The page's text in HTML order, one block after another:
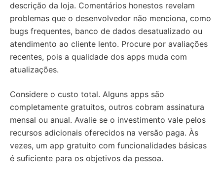
descrição da loja. Comentários honestos revelam
problemas que o desenvolvedor não menciona, como
bugs frequentes, banco de dados desatualizado ou
atendimento ao cliente lento. Procure por avaliações
recentes, pois a qualidade dos apps muda com
atualizações.
Considere o custo total. Alguns apps são
completamente gratuitos, outros cobram assinatura
mensal ou anual. Avalie se o investimento vale pelos
recursos adicionais oferecidos na versão paga. Às
vezes, um app gratuito com funcionalidades básicas
é suficiente para os objetivos da pessoa.